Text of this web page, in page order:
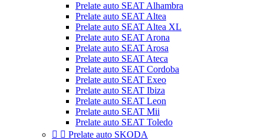
Prelate auto SEAT Alhambra
Prelate auto SEAT Altea
Prelate auto SEAT Altea XL
Prelate auto SEAT Arona
Prelate auto SEAT Arosa
Prelate auto SEAT Ateca
Prelate auto SEAT Cordoba
Prelate auto SEAT Exeo
Prelate auto SEAT Ibiza
Prelate auto SEAT Leon
Prelate auto SEAT Mii
Prelate auto SEAT Toledo
  Prelate auto SKODA